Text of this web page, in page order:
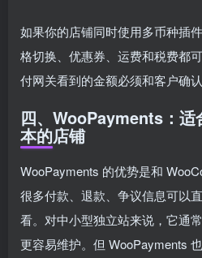
如果你的店铺同时使用多币种插
格切换、优惠券、运费和税费都
付网关看到的金额必须和客户确
四、WooPayments：适
本的店铺
WooPayments 的优势是和
很多付款、退款、争议信息可以
看。对中小型独立站来说，它通
更容易维护。但 WooPayments